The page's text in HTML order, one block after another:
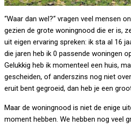
“Waar dan wel?“ vragen veel mensen
gezien de grote woningnood die er is,
uit eigen ervaring spreken: ik sta al 16
die jaren heb ik 0 passende woningen
Gelukkig heb ik momenteel een huis,
gescheiden, of anderszins nog niet
eruit bent gegroeid, dan heb je een
Maar de woningnood is niet de enige
moment hebben. We hebben nog veel